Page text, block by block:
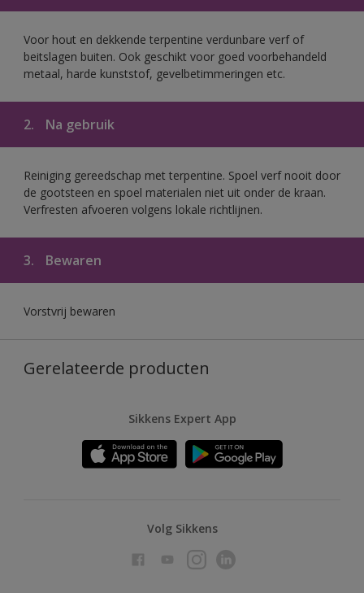
Voor hout en dekkende terpentine verdunbare verf of
beitslagen buiten. Ook geschikt voor goed voorbehandeld
metaal, harde kunststof, gevelbetimmeringen etc.
2. Na gebruik
Reiniging gereedschap met terpentine. Spoel verf nooit door
de gootsteen en spoel materialen niet uit onder de kraan.
Verfresten afvoeren volgens lokale richtlijnen.
3. Bewaren
Vorstvrij bewaren
Gerelateerde producten
Sikkens Expert App
Volg Sikkens